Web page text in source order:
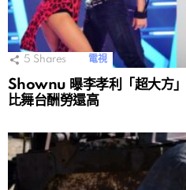
5 Shares 電視
Shownu 曝李孝利「超大方
比舞台酬勞還高